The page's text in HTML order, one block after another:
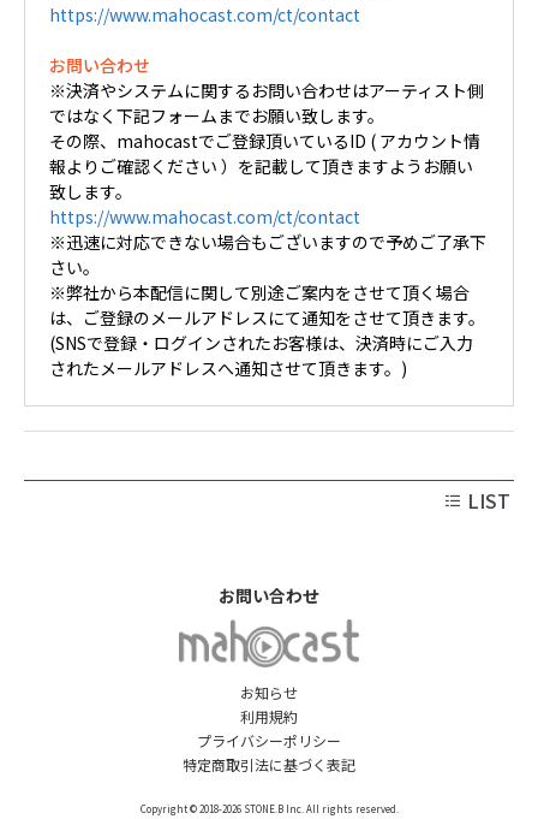
https://www.mahocast.com/ct/contact
お問い合わせ
※決済やシステムに関するお問い合わせはアーティスト側
ではなく下記フォームまでお願い致します。
その際、mahocastでご登録頂いているID ( アカウント情
報よりご確認ください ）を記載して頂きますようお願い
致します。
https://www.mahocast.com/ct/contact
※迅速に対応できない場合もございますので予めご了承下
さい。
※弊社から本配信に関して別途ご案内をさせて頂く場合
は、ご登録のメールアドレスにて通知をさせて頂きます。
(SNSで登録・ログインされたお客様は、決済時にご入力
されたメールアドレスへ通知させて頂きます。)
LIST
お知らせ
利用規約
プライバシーポリシー
特定商取引法に基づく表記
お問い合わせ
Copyright © 2018-2026 STONE.B Inc. All rights reserved.